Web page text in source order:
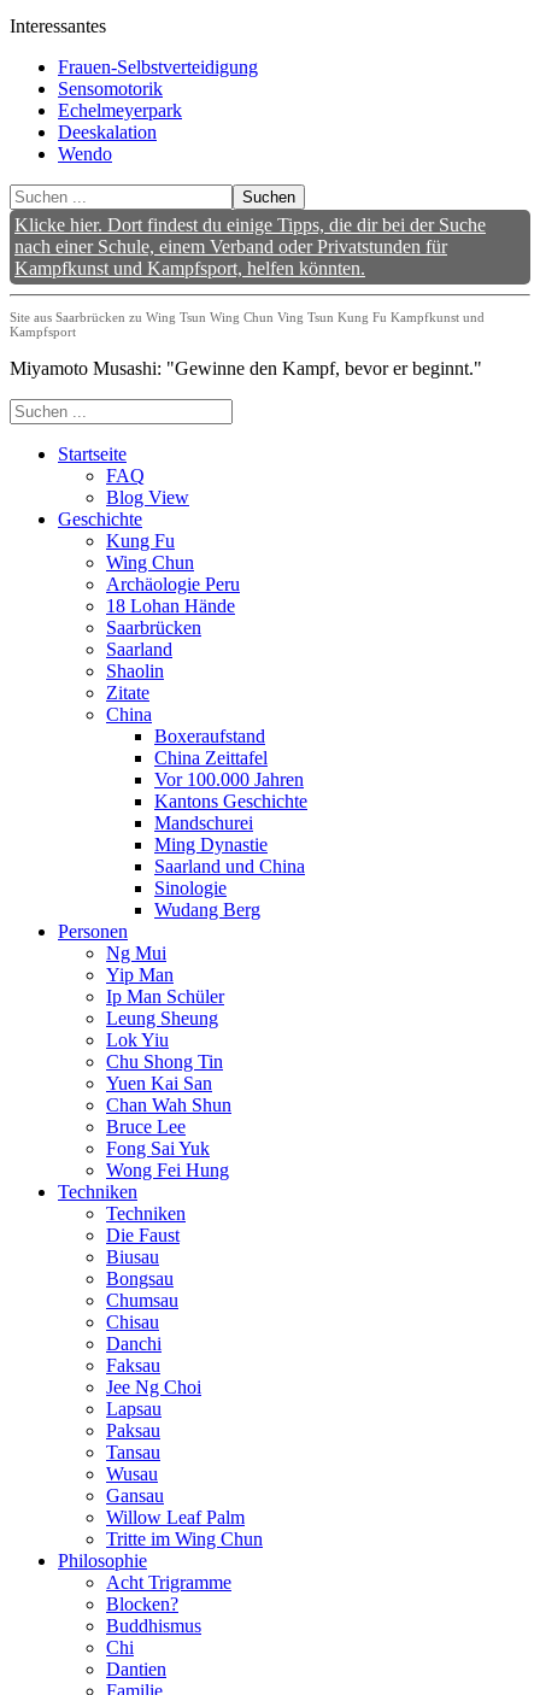
Interessantes
Frauen-Selbstverteidigung
Sensomotorik
Echelmeyerpark
Deeskalation
Wendo
Suchen
Klicke hier. Dort findest du einige Tipps, die dir bei der Suche
nach einer Schule, einem Verband oder Privatstunden für
Kampfkunst und Kampfsport, helfen könnten.
Site aus Saarbrücken zu Wing Tsun Wing Chun Ving Tsun Kung Fu Kampfkunst und
Kampfsport
Miyamoto Musashi: "Gewinne den Kampf, bevor er beginnt."
Startseite
FAQ
Blog View
Geschichte
Kung Fu
Wing Chun
Archäologie Peru
18 Lohan Hände
Saarbrücken
Saarland
Shaolin
Zitate
China
Boxeraufstand
China Zeittafel
Vor 100.000 Jahren
Kantons Geschichte
Mandschurei
Ming Dynastie
Saarland und China
Sinologie
Wudang Berg
Personen
Ng Mui
Yip Man
Ip Man Schüler
Leung Sheung
Lok Yiu
Chu Shong Tin
Yuen Kai San
Chan Wah Shun
Bruce Lee
Fong Sai Yuk
Wong Fei Hung
Techniken
Techniken
Die Faust
Biusau
Bongsau
Chumsau
Chisau
Danchi
Faksau
Jee Ng Choi
Lapsau
Paksau
Tansau
Wusau
Gansau
Willow Leaf Palm
Tritte im Wing Chun
Philosophie
Acht Trigramme
Blocken?
Buddhismus
Chi
Dantien
Familie